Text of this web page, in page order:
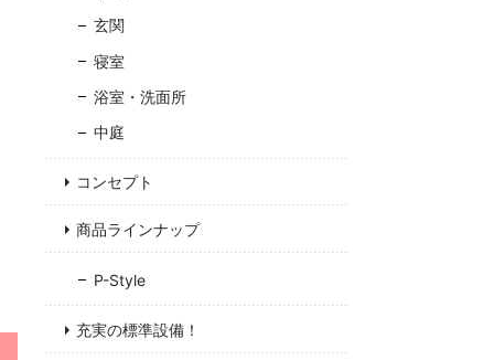
玄関
寝室
浴室・洗面所
中庭
コンセプト
商品ラインナップ
P-Style
充実の標準設備！